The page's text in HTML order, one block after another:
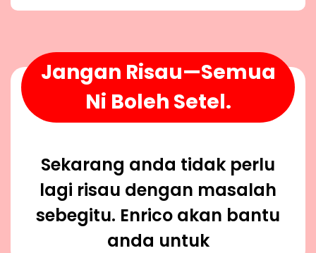
Jangan Risau—Semua
Ni Boleh Setel.
Sekarang anda tidak perlu
lagi risau dengan masalah
sebegitu. Enrico akan bantu
anda untuk